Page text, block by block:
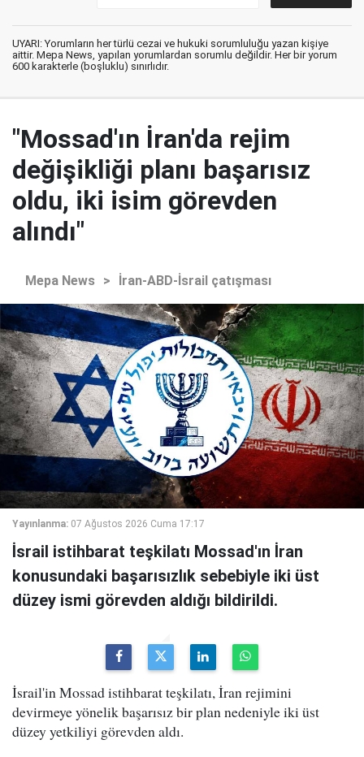
UYARI: Yorumların her türlü cezai ve hukuki sorumluluğu yazan kişiye
aittir. Mepa News, yapılan yorumlardan sorumlu değildir. Her bir yorum
600 karakterle (boşluklu) sınırlıdır.
"Mossad'ın İran'da rejim
değişikliği planı başarısız
oldu, iki isim görevden
alındı"
Mepa News > İran-ABD-İsrail çatışması
Yayınlanma: 07 Ağustos 2026 Cuma 17:17
İsrail istihbarat teşkilatı Mossad'ın İran
konusundaki başarısızlık sebebiyle iki üst
düzey ismi görevden aldığı bildirildi.
İsrail'in Mossad istihbarat teşkilatı, İran rejimini
devirmeye yönelik başarısız bir plan nedeniyle iki üst
düzey yetkiliyi görevden aldı.